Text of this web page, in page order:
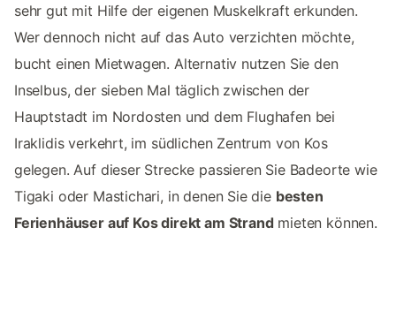
sehr gut mit Hilfe der eigenen Muskelkraft erkunden.
Wer dennoch nicht auf das Auto verzichten möchte,
bucht einen Mietwagen. Alternativ nutzen Sie den
Inselbus, der sieben Mal täglich zwischen der
Hauptstadt im Nordosten und dem Flughafen bei
Iraklidis verkehrt, im südlichen Zentrum von Kos
gelegen. Auf dieser Strecke passieren Sie Badeorte wie
Tigaki oder Mastichari, in denen Sie die besten
Ferienhäuser auf Kos direkt am Strandmieten können.